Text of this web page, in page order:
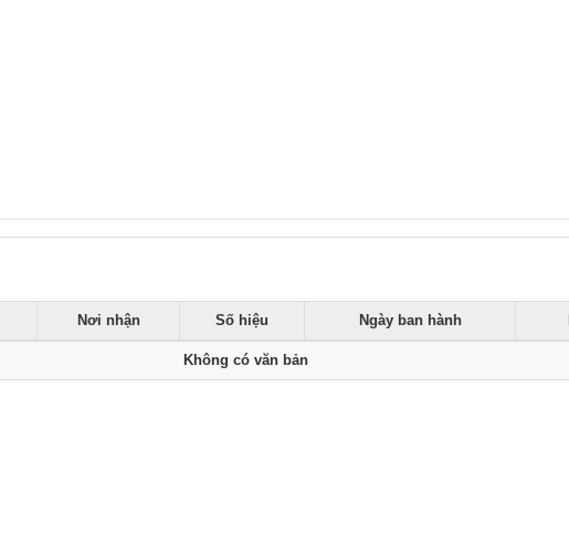
Nơi nhận Số hiệu Ngày ban hành
Không có văn bản